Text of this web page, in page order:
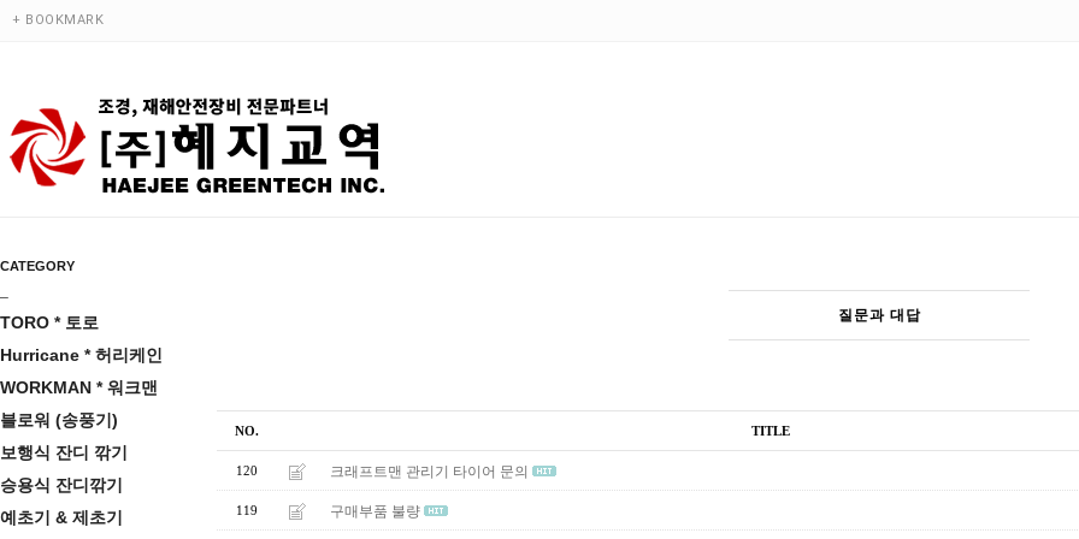
+ BOOKMARK
CATEGORY
TORO * 토로
Hurricane * 허리케인
WORKMAN * 워크맨
블로워 (송풍기)
보행식 잔디 깎기
승용식 잔디깎기
예초기 & 제초기
질문과 대답
NO. TITLE
120 크래프트맨 관리기 타이어 문의
119 구매부품 불량